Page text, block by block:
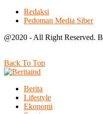
Redaksi
Pedoman Media Siber
@2020 - All Right Reserved.
Back To Top
Berita
Lifestyle
Ekonomi